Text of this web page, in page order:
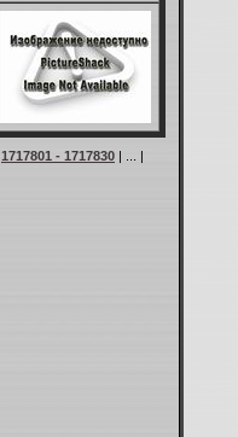
1717801 - 1717830 | ... |